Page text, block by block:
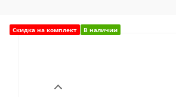
Скидка на комплект В наличии